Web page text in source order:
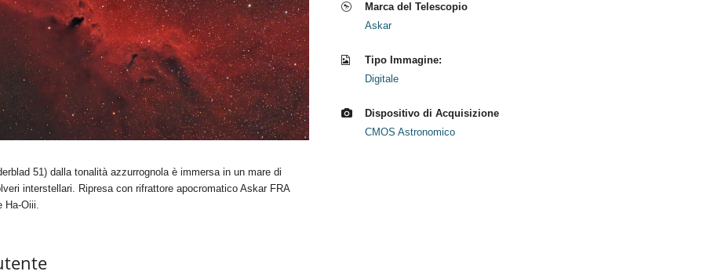
51) dalla tonalità azzurrognola è immersa in un mare di
interstellari. Ripresa con rifrattore apocromatico Askar FRA
Oiii.
Marca del Telescopio
Askar
Tipo Immagine:
Digitale
Dispositivo di Acquisizione
CMOS Astronomico